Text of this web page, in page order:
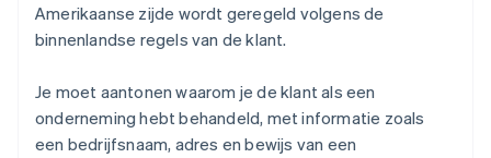
Amerikaanse zijde wordt geregeld volgens de
binnenlandse regels van de klant.
Je moet aantonen waarom je de klant als een
onderneming hebt behandeld, met informatie zoals
een bedrijfsnaam, adres en bewijs van een